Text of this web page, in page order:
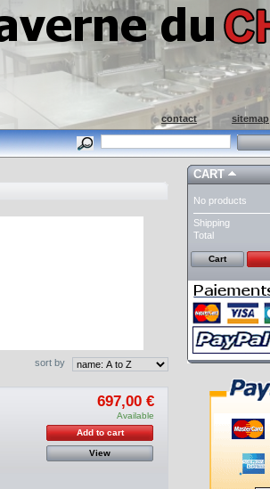
contact sitemap
sort by
697,00 €
Available
Add to cart
View
CART
No products
Shipping
Total
Cart